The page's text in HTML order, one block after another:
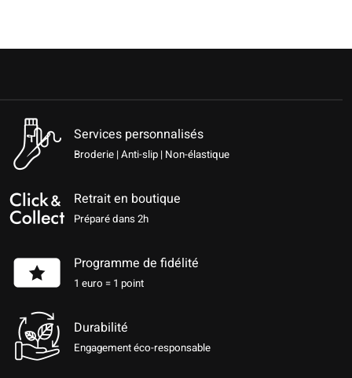
Services personnalisés
Broderie | Anti-slip | Non-élastique
Retrait en boutique
Préparé dans 2h
Programme de fidélité
1 euro = 1 point
Durabilité
Engagement éco-responsable